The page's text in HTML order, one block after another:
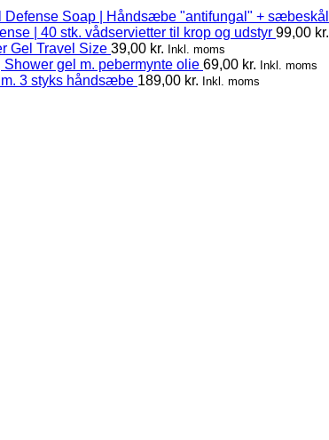
Defense Soap | Håndsæbe "antifungal" + sæbeskål
| 40 stk. vådservietter til krop og udstyr 99,00 kr.
Gel Travel Size 39,00 kr. Inkl. moms
Shower gel m. pebermynte olie 69,00 kr. Inkl. moms
3 styks håndsæbe 189,00 kr. Inkl. moms